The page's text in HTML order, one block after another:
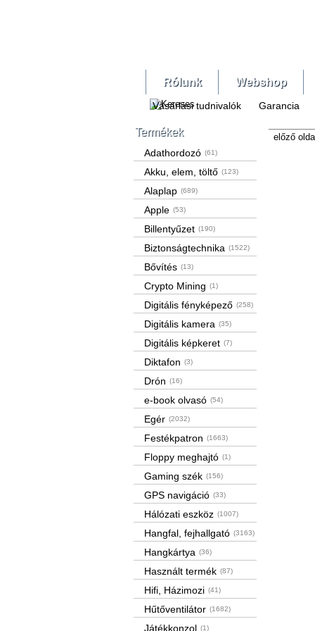
Rólunk Webshop
Vásárlási tudnivalók Garancia
Termékek
Adathordozó (61)
Akku, elem, töltő (123)
Alaplap (689)
Apple (53)
Billentyűzet (190)
Biztonságtechnika (1522)
Bővítés (13)
Crypto Mining (1)
Digitális fényképező (258)
Digitális kamera (35)
Digitális képkeret (7)
Diktafon (3)
Drón (16)
e-book olvasó (54)
Egér (2032)
Festékpatron (1663)
Floppy meghajtó (1)
Gaming szék (156)
GPS navigáció (33)
Hálózati eszköz (1007)
Hangfal, fejhallgató (3163)
Hangkártya (36)
Használt termék (87)
Hifi, Házimozi (41)
Hűtőventilátor (1682)
Játékkonzol (1)
előző